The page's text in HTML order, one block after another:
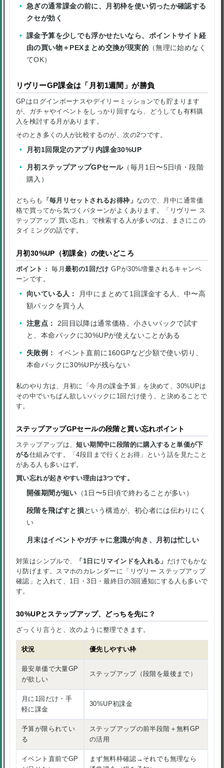
急ぎの通常課金の前に、月初枠を使い切ったか確認する
クセが効く
課金予算を少しでも浮かせたいなら、ポイントサイト経
由の買い物＋PEXまとめ交換が現実的（無理に始めなく
てOK）
リヴリーGP課金は「月初1週間」が勝負
GPはログインボーナスやデイリーミッションでも貯まります
が、ガチャやイベントをしっかり回すなら、どうしても有料購
入を検討する月があります。
そのとき多くの人が比較するのが、次の2つです。
月初1回限定のアプリ内課金30%UP
月初ステップアップGPセール（毎月1日〜5日頃・段階
購入）
どちらも 「毎月リセットされるお得枠」 なので、月中に通常価
格で買ってから気づくパターンがよくあります。「リヴリー ス
テップアップ 買い忘れ」で検索する人が多いのは、まさにこの
タイミングの話です。
月初30%UP（初課金）の使いどころ
ポイント： 毎月最初の1回だけ GPが30%増量されるキャンペ
ーンです。
向いている人：
月中にまとめて1回課金する人、中〜高
額パックを買う人
注意点：
2回目以降は通常価格。小さいパックで試す
と、本命パックに30%UPが使えないことがある
失敗例：
イベント直前に160GPなど少額で使い切り、
本命パックに30%UPが残らない
私のやり方は、月初に「今月の課金予算」を決めて、30%UPは
その中でいちばん欲しいパックに1回だけ使う、と決めることで
す。
ステップアップGPセールの段階と買い忘れポイント
ステップアップは、短い期間中に段階的に購入すると単価が下
がる仕組みです。「4段目まで行くとお得」という話を見たこと
がある人も多いはず。
買い忘れが起きやすい理由は3つです。
開催期間が短い （1日〜5日頃で終わることが多い）
段階を飛ばすと損という構造が、初心者には伝わりにく
い
月末はイベントやガチャに意識が向き、月初は忙しい
対策はシンプルで、 「1日にリマインドを入れる」 だけでもかな
り防げます。スマホのカレンダーに「リヴリー ステップアップ
確認」と入れて、1日・3日・最終日の3回通知にする人も多いで
す。
30%UPとステップアップ、どっちを先に？
ざっくり言うと、次のように整理できます。
状況 優先しやすい枠
最安単価で大量GP
が欲しい
ステップアップ（段階を最後まで）
月に1回だけ・手
軽に課金
30%UP初課金
予算が限られてい
る
ステップアップの前半段階＋無料GP
の活用
イベント直前でGP
まず無料枠確認→それでも無理なら